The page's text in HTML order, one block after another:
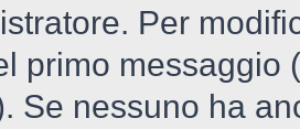
Per
primo messaggio
Se nessuno ha